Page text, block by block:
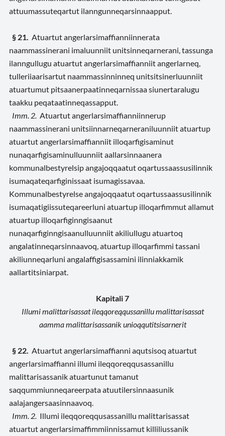
attuumassuteqartut ilanngunneqarsinnaapput.
§ 21. Atuartut angerlarsimaffianniinnerata
naammassinerani imaluunniit unitsinneqarnerani, tassunga
ilanngullugu atuartut angerlarsimaffianniit angerlarneq,
tulleriiaarisartut naammassinninneq unitsitsinerluunniit
atuartumut pitsaanerpaatinneqarnissaa siunertaralugu
taakku peqataatinneqassapput.
Imm. 2. Atuartut angerlarsimaffianniinnerup
naammassinerani unitsiinnarneqarneraniluunniit atuartup
atuartut angerlarsimaffianniit illoqarfigisaminut
nunaqarfigisaminulluunniit aallarsinnaanera
kommunalbestyrelsip angajoqqaatut oqartussaassusilinnik
isumaqateqarfiginissaat isumagissavaa.
Kommunalbestyrelse angajoqqaatut oqartussaassusilinnik
isumaqatigiissuteqareerluni atuartup illoqarfimmut allamut
atuartup illoqarfiginngisaanut
nunaqarfiginngisaanulluunniit akiliullugu atuartoq
angalatinneqarsinnaavoq, atuartup illoqarfimmi tassani
akiliunneqarluni angalaffigisassamini ilinniakkamik
aallartitsiniarpat.
Kapitali 7
Illumi malittarisassat ileqqoreqqussanillu malittarisassat
aamma malittarisassanik unioqqutitsisarnerit
§ 22. Atuartut angerlarsimaffianni aqutsisoq atuartut
angerlarsimaffianni illumi ileqqoreqqusassanillu
malittarisassanik atuartunut tamanut
saqqummiunneqareerpata atuutilersinnaasunik
aalajangersaasinnaavoq.
Imm. 2. Illumi ileqqoreqqusassanillu malittarisassat
atuartut angerlarsimaffimmiinnissamut killiliussanik